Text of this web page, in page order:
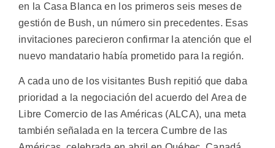
en la Casa Blanca en los primeros seis meses de
gestión de Bush, un número sin precedentes. Esas
invitaciones parecieron confirmar la atención que el
nuevo mandatario había prometido para la región.
A cada uno de los visitantes Bush repitió que daba
prioridad a la negociación del acuerdo del Area de
Libre Comercio de las Américas (ALCA), una meta
también señalada en la tercera Cumbre de las